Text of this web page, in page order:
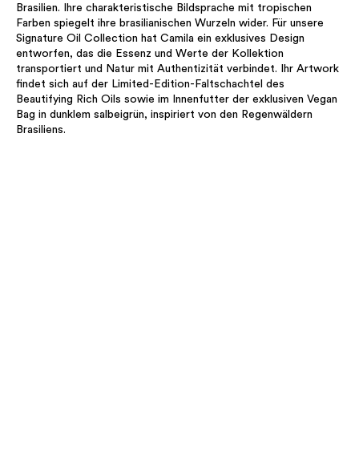
Brasilien. Ihre charakteristische Bildsprache mit tropischen
Farben spiegelt ihre brasilianischen Wurzeln wider. Für unsere
Signature Oil Collection hat Camila ein exklusives Design
entworfen, das die Essenz und Werte der Kollektion
transportiert und Natur mit Authentizität verbindet. Ihr Artwork
findet sich auf der Limited-Edition-Faltschachtel des
Beautifying Rich Oils sowie im Innenfutter der exklusiven Vegan
Bag in dunklem salbeigrün, inspiriert von den Regenwäldern
Brasiliens.